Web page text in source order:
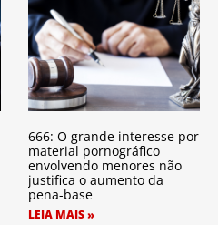
666: O grande interesse por
material pornográfico
envolvendo menores não
justifica o aumento da
pena-base
LEIA MAIS »